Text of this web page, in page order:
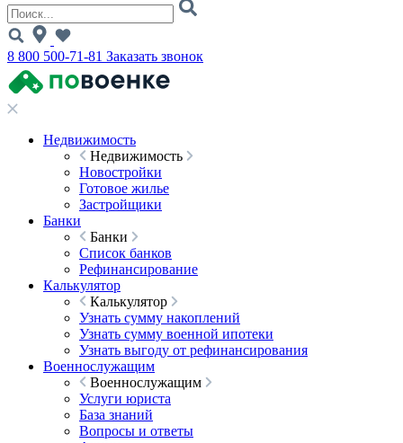
8 800 500-71-81 Заказать звонок
Недвижимость
Недвижимость
Новостройки
Готовое жилье
Застройщики
Банки
Банки
Список банков
Рефинансирование
Калькулятор
Калькулятор
Узнать сумму накоплений
Узнать сумму военной ипотеки
Узнать выгоду от рефинансирования
Военнослужащим
Военнослужащим
Услуги юриста
База знаний
Вопросы и ответы